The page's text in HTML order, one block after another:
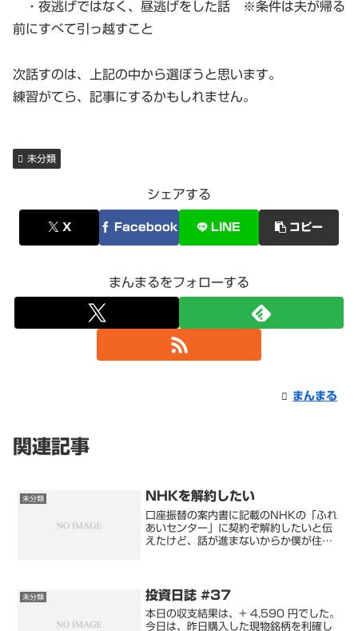
・夜逃げではなく、昼逃げをした話 ※条件は夫が帰る
前にすべて引っ越すこと
次話すのは、上記の中から選ぼうと思います。
練習がてら、記事にするかもしれません。
未分類
シェアする
X Facebook LINE コピー
まんまるをフォローする
まんまる
関連記事
未分類 NHKを解約したい
口座振替の案内書に記載のNHKの「ふれ
あいセンター」に契約ぞ解約したいと伝
えたけど、話が進まないからか僕が住む
と思うのですが、僕は...
未分類 投資日誌 #37
本日の収支結果は、+ 4,590 円でした。
今日は、昨日購入した現物銘柄を利確し